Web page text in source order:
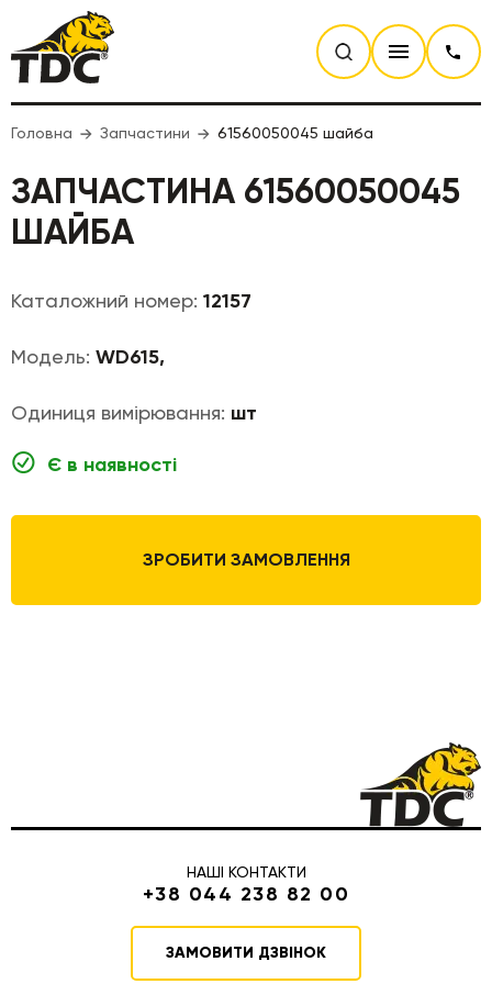
Головна Запчастини 61560050045 шайба
ЗАПЧАСТИНА 61560050045
ШАЙБА
Каталожний номер: 12157
Модель: WD615,
Одиниця вимірювання: шт
Є в наявності
ЗРОБИТИ ЗАМОВЛЕННЯ
НАШІ КОНТАКТИ
+38 044 238 82 00
ЗАМОВИТИ ДЗВІНОК